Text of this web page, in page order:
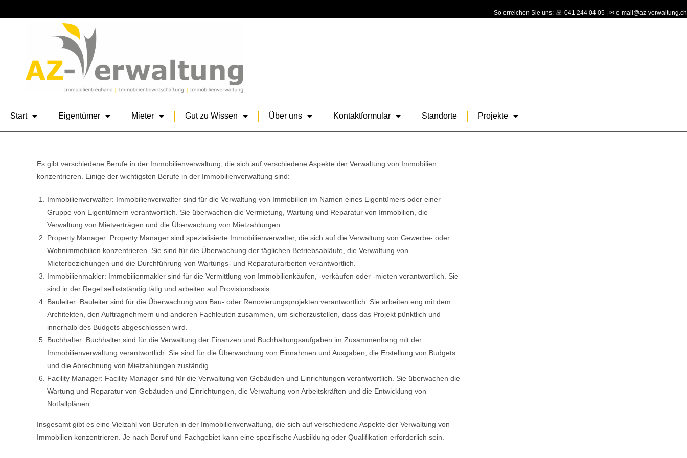
So erreichen Sie uns: ☏ 041 244 04 05 | ✉ e-mail@az-verwaltung.ch
Start Eigentümer Mieter Gut zu Wissen Über uns Kontaktformular Standorte Projekte
Es gibt verschiedene Berufe in der Immobilienverwaltung, die sich auf verschiedene Aspekte der Verwaltung von Immobilien
konzentrieren. Einige der wichtigsten Berufe in der Immobilienverwaltung sind:
Immobilienverwalter: Immobilienverwalter sind für die Verwaltung von Immobilien im Namen eines Eigentümers oder einer
Gruppe von Eigentümern verantwortlich. Sie überwachen die Vermietung, Wartung und Reparatur von Immobilien, die
Verwaltung von Mietverträgen und die Überwachung von Mietzahlungen.
Property Manager: Property Manager sind spezialisierte Immobilienverwalter, die sich auf die Verwaltung von Gewerbe- oder
Wohnimmobilien konzentrieren. Sie sind für die Überwachung der täglichen Betriebsabläufe, die Verwaltung von
Mieterbeziehungen und die Durchführung von Wartungs- und Reparaturarbeiten verantwortlich.
Immobilienmakler: Immobilienmakler sind für die Vermittlung von Immobilienkäufen, -verkäufen oder -mieten verantwortlich. Sie
sind in der Regel selbstständig tätig und arbeiten auf Provisionsbasis.
Bauleiter: Bauleiter sind für die Überwachung von Bau- oder Renovierungsprojekten verantwortlich. Sie arbeiten eng mit dem
Architekten, den Auftragnehmern und anderen Fachleuten zusammen, um sicherzustellen, dass das Projekt pünktlich und
innerhalb des Budgets abgeschlossen wird.
Buchhalter: Buchhalter sind für die Verwaltung der Finanzen und Buchhaltungsaufgaben im Zusammenhang mit der
Immobilienverwaltung verantwortlich. Sie sind für die Überwachung von Einnahmen und Ausgaben, die Erstellung von Budgets
und die Abrechnung von Mietzahlungen zuständig.
Facility Manager: Facility Manager sind für die Verwaltung von Gebäuden und Einrichtungen verantwortlich. Sie überwachen die
Wartung und Reparatur von Gebäuden und Einrichtungen, die Verwaltung von Arbeitskräften und die Entwicklung von
Notfallplänen.
Insgesamt gibt es eine Vielzahl von Berufen in der Immobilienverwaltung, die sich auf verschiedene Aspekte der Verwaltung von
Immobilien konzentrieren. Je nach Beruf und Fachgebiet kann eine spezifische Ausbildung oder Qualifikation erforderlich sein.